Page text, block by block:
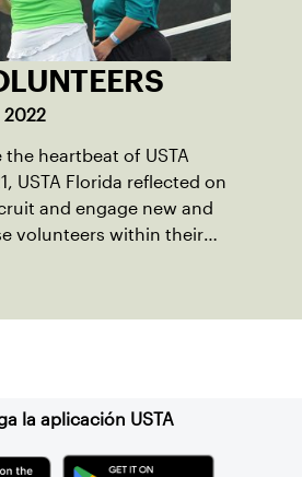
2022
the heartbeat of USTA
USTA Florida reflected on
and engage new and
volunteers within their
la aplicación USTA